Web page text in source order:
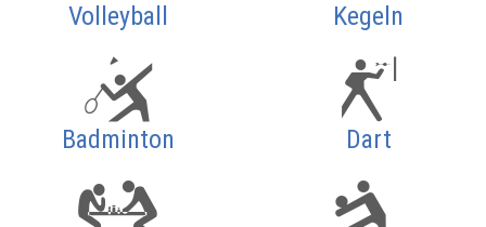
Volleyball Kegeln
Badminton Dart